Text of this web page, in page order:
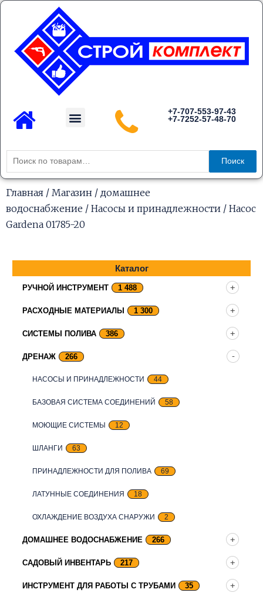
Перейти
содержимому
Menu
+7-707-553-97-43
+7-7252-57-48-70
Искать:
Поиск
Главная / Магазин / домашнее
водоснабжение / Насосы и принадлежности / Насос
Gardena 01785-20
Каталог
РУЧНОЙ ИНСТРУМЕНТ 1 488
РАСХОДНЫЕ МАТЕРИАЛЫ 1 300
СИСТЕМЫ ПОЛИВА 386
ДРЕНАЖ 266
НАСОСЫ И ПРИНАДЛЕЖНОСТИ 44
БАЗОВАЯ СИСТЕМА СОЕДИНЕНИЙ 58
МОЮЩИЕ СИСТЕМЫ 12
ШЛАНГИ 63
ПРИНАДЛЕЖНОСТИ ДЛЯ ПОЛИВА 69
ЛАТУННЫЕ СОЕДИНЕНИЯ 18
ОХЛАЖДЕНИЕ ВОЗДУХА СНАРУЖИ 2
ДОМАШНЕЕ ВОДОСНАБЖЕНИЕ 266
САДОВЫЙ ИНВЕНТАРЬ 217
ИНСТРУМЕНТ ДЛЯ РАБОТЫ С ТРУБАМИ 35